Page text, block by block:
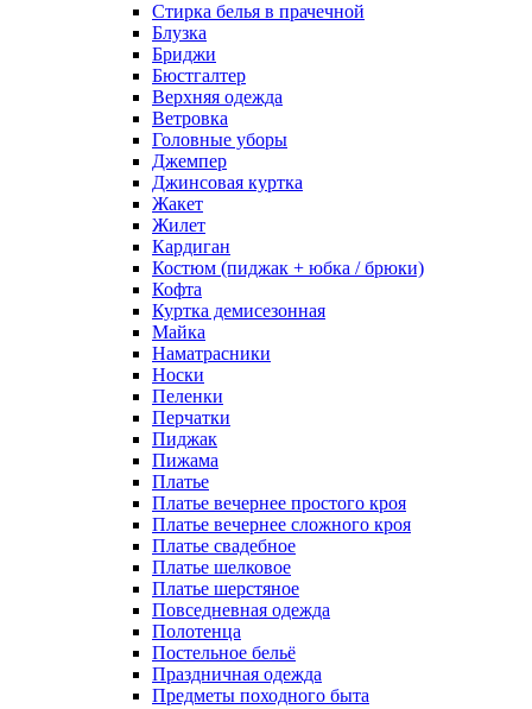
Стирка белья в прачечной
Блузка
Бриджи
Бюстгалтер
Верхняя одежда
Ветровка
Головные уборы
Джемпер
Джинсовая куртка
Жакет
Жилет
Кардиган
Костюм (пиджак + юбка / брюки)
Кофта
Куртка демисезонная
Майка
Наматрасники
Носки
Пеленки
Перчатки
Пиджак
Пижама
Платье
Платье вечернее простого кроя
Платье вечернее сложного кроя
Платье свадебное
Платье шелковое
Платье шерстяное
Повседневная одежда
Полотенца
Постельное бельё
Праздничная одежда
Предметы походного быта